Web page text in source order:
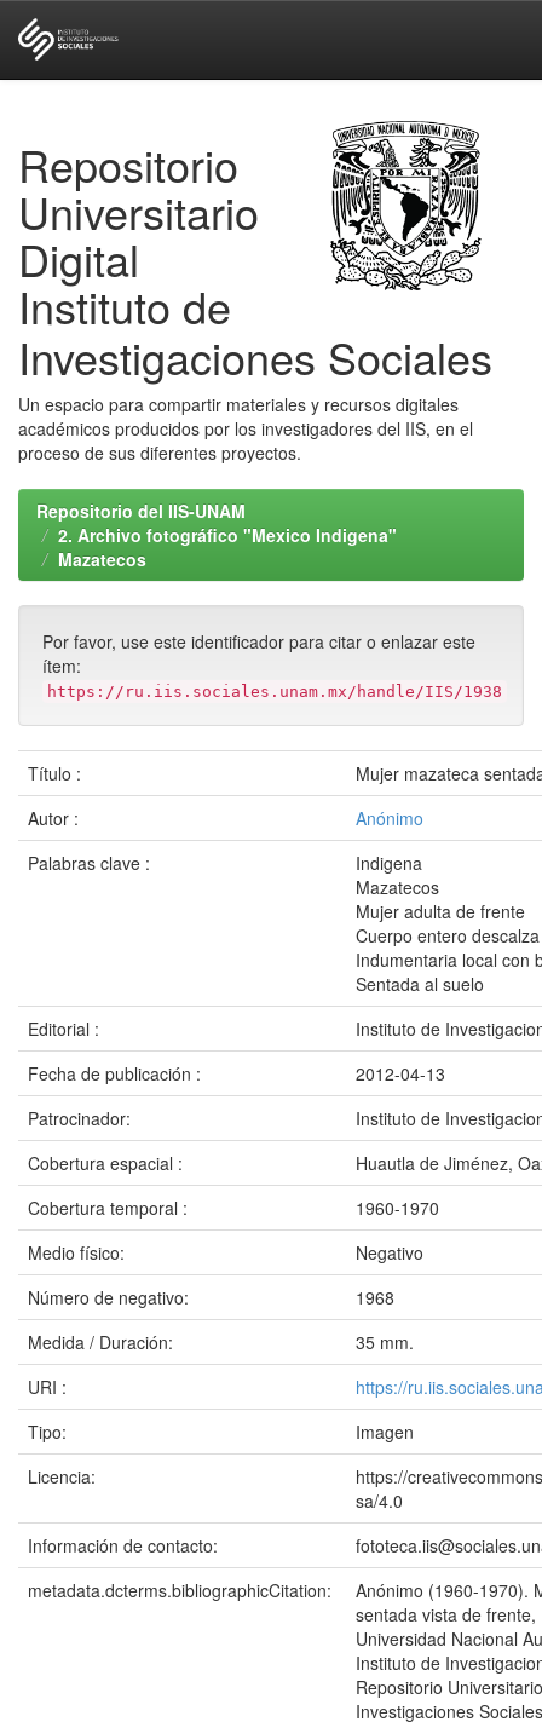
Repositorio
Universitario
Digital
Instituto de
Investigaciones Sociales
Un espacio para compartir materiales y recursos digitales
académicos producidos por los investigadores del IIS, en el
proceso de sus diferentes proyectos.
Repositorio del IIS-UNAM
2. Archivo fotográfico "Mexico Indigena"
Mazatecos
Por favor, use este identificador para citar o enlazar este
ítem:
https://ru.iis.sociales.unam.mx/handle/IIS/1938
Título :
Mujer mazateca
Autor :
Anónimo
Palabras clave :
Indigena
Mazatecos
Mujer adulta de frente
Cuerpo entero descalza
Indumentaria local con
Sentada al suelo
Editorial :
Instituto de
Fecha de publicación :
2012-04-13
Patrocinador:
Instituto de
Cobertura espacial :
Huautla de Jiménez,
Cobertura temporal :
1960-1970
Medio físico:
Negativo
Número de negativo:
1968
Medida / Duración:
35 mm.
URI :
https://
Tipo:
Imagen
Licencia:
https://
sa/4.0
Información de contacto:
metadata.dcterms.bibliographicCitation:
Anónimo (1960-1970).
sentada vista de
Universidad Nacional
Instituto de
Repositorio
Investigaciones